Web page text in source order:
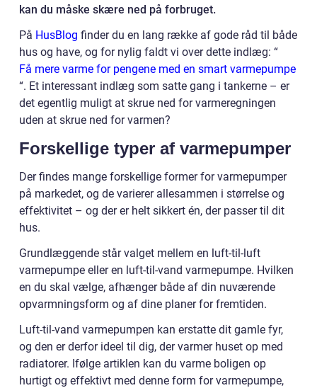
kan du måske skære ned på forbruget.
På HusBlog finder du en lang række af gode råd til både
hus og have, og for nylig faldt vi over dette indlæg: “
Få mere varme for pengene med en smart varmepumpe
“. Et interessant indlæg som satte gang i tankerne – er
det egentlig muligt at skrue ned for varmeregningen
uden at skrue ned for varmen?
Forskellige typer af varmepumper
Der findes mange forskellige former for varmepumper
på markedet, og de varierer allesammen i størrelse og
effektivitet – og der er helt sikkert én, der passer til dit
hus.
Grundlæggende står valget mellem en luft-til-luft
varmepumpe eller en luft-til-vand varmepumpe. Hvilken
en du skal vælge, afhænger både af din nuværende
opvarmningsform og af dine planer for fremtiden.
Luft-til-vand varmepumpen kan erstatte dit gamle fyr,
og den er derfor ideel til dig, der varmer huset op med
radiatorer. Ifølge artiklen kan du varme boligen op
hurtigt og effektivt med denne form for varmepumpe,